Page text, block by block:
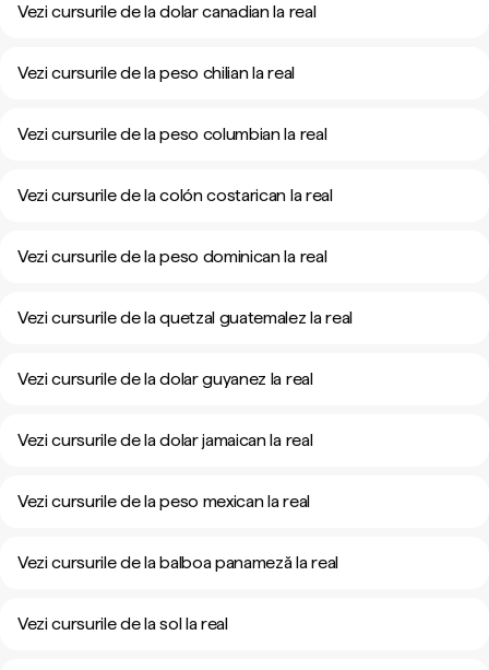
Vezi cursurile de la dolar canadian la real
Vezi cursurile de la peso chilian la real
Vezi cursurile de la peso columbian la real
Vezi cursurile de la colón costarican la real
Vezi cursurile de la peso dominican la real
Vezi cursurile de la quetzal guatemalez la real
Vezi cursurile de la dolar guyanez la real
Vezi cursurile de la dolar jamaican la real
Vezi cursurile de la peso mexican la real
Vezi cursurile de la balboa panameză la real
Vezi cursurile de la sol la real